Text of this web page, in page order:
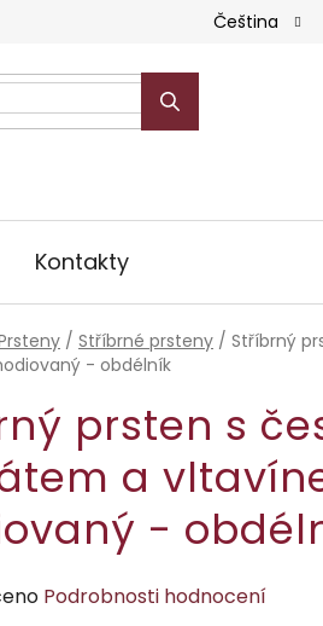
Čeština
Kontakty
/ Stříbrné prsteny / Stříbrný
- obdélník
prsten s
a
-
Podrobnosti hodnocení